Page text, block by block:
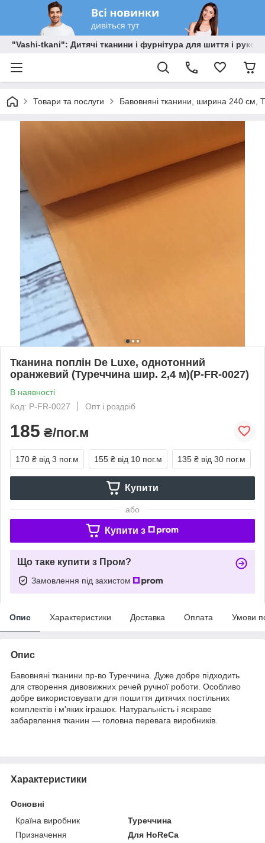
"Vashi-tkani": Дитячі тканини і фурнітура для шиття і
Товари та послуги Бавовняні тканини, ширина 240 см,
Тканина поплін De Luxe, однотонний
оранжевий (Туреччина шир. 2,4 м)(P-FR-0027)
В наявності
Код: P-FR-0027
Опт і роздріб
185 ₴/пог.м
170 ₴ від 3 пог.м 155 ₴ від 10 пог.м 135 ₴ від 30 пог.м
Купити
або
Купити з
Що таке купити з Пром?
Замовлення під захистом
Опис Характеристики Доставка Оплата Умови
Опис
Бавовняні тканини пр-во Туреччина. Дуже добре підходить
для створення дивовижних речей ручної роботи. Особливо
добре використовувати для пошиття дитячих постільних
комплектів і м'яких іграшок. Натуральність і яскраве
забарвлення тканин — головна перевага виробників.
Характеристики
Основні
Країна виробник
Туреччина
Призначення
Для HoReCa